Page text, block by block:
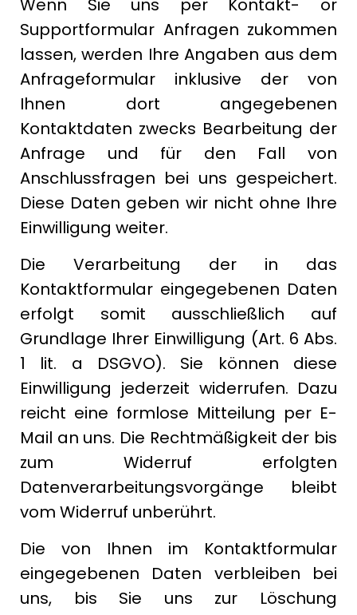
Wenn Sie uns per Kontakt- or
Supportformular Anfragen zukommen
lassen, werden Ihre Angaben aus dem
Anfrageformular inklusive der von
Ihnen dort angegebenen
Kontaktdaten zwecks Bearbeitung der
Anfrage und für den Fall von
Anschlussfragen bei uns gespeichert.
Diese Daten geben wir nicht ohne Ihre
Einwilligung weiter.
Die Verarbeitung der in das
Kontaktformular eingegebenen Daten
erfolgt somit ausschließlich auf
Grundlage Ihrer Einwilligung (Art. 6 Abs.
1 lit. a DSGVO). Sie können diese
Einwilligung jederzeit widerrufen. Dazu
reicht eine formlose Mitteilung per E-
Mail an uns. Die Rechtmäßigkeit der bis
zum Widerruf erfolgten
Datenverarbeitungsvorgänge bleibt
vom Widerruf unberührt.
Die von Ihnen im Kontaktformular
eingegebenen Daten verbleiben bei
uns, bis Sie uns zur Löschung